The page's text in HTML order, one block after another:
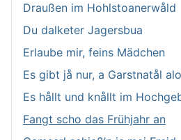
Draußen im Hohlstoanerwåld
Du dalketer Jagersbua
Erlaube mir, feins Mädchen
Es gibt jå nur, a Garstnatål
Es hållt und knållt im
Fangt scho das Frühjahr an